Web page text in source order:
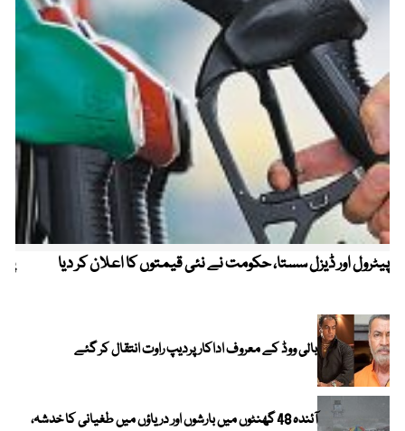
پیٹرول اور ڈیزل سستا، حکومت نے نئی قیمتوں کا اعلان کر دیا
بالی ووڈ کے معروف اداکار پردیپ راوت انتقال کر گئے
آئندہ 48 گھنٹوں میں بارشوں اور دریاؤں میں طغیانی کا خدشہ،